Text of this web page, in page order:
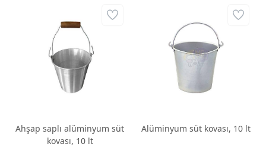
Ahşap saplı alüminyum süt
kovası, 10 lt
Alüminyum süt kovası, 10 lt